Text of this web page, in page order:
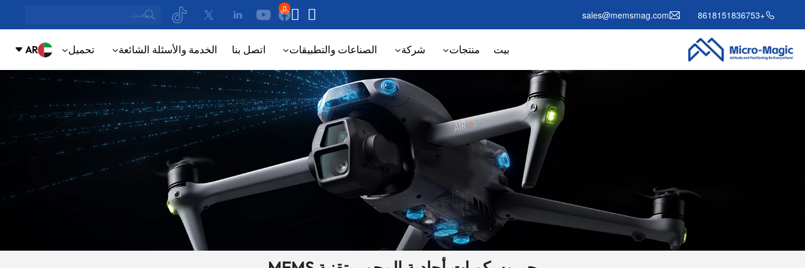
+8618151836753
sales@memsmag.com
0
بيت منتجات شركة الصناعات والتطبيقات اتصل بنا الخدمة والأسئلة الشائعة تحميل AR
English
بالعربية